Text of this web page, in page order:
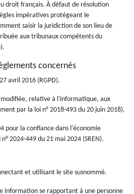
droit français. À défaut de résolution
impératives protégeant le
saisir la juridiction de son lieu de
aux tribunaux compétents du
concernés
avril 2016 (RGPD).
modifiée, relative à l'informatique, aux
par la loi n° 2018-493 du 20 juin 2018).
pour la confiance dans l'économie
2024-449 du 21 mai 2024 (SREN).
et utilisant le site susnommé.
information se rapportant à une personne